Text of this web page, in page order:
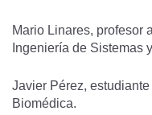
Mario Linares, profesor
Ingeniería de Sistemas
Javier Pérez,
Biomédica.